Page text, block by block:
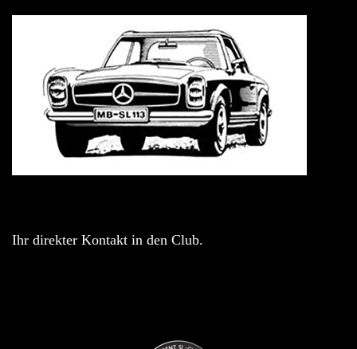
Ihr direkter Kontakt in den Club.